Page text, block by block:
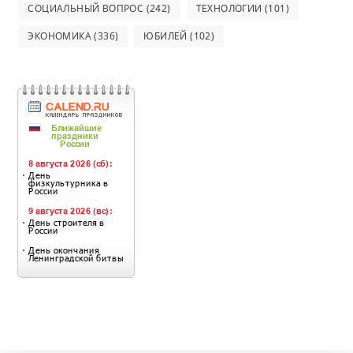
СОЦИАЛЬНЫЙ ВОПРОС (242) ТЕХНОЛОГИИ (101)
ЭКОНОМИКА(336) ЮБИЛЕЙ (102)